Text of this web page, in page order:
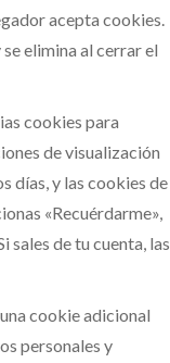
acepta cookies.
elimina al cerrar el
cookies para
de visualización
días, y las cookies de
«Recuérdarme»,
sales de tu cuenta, las
cookie adicional
personales y